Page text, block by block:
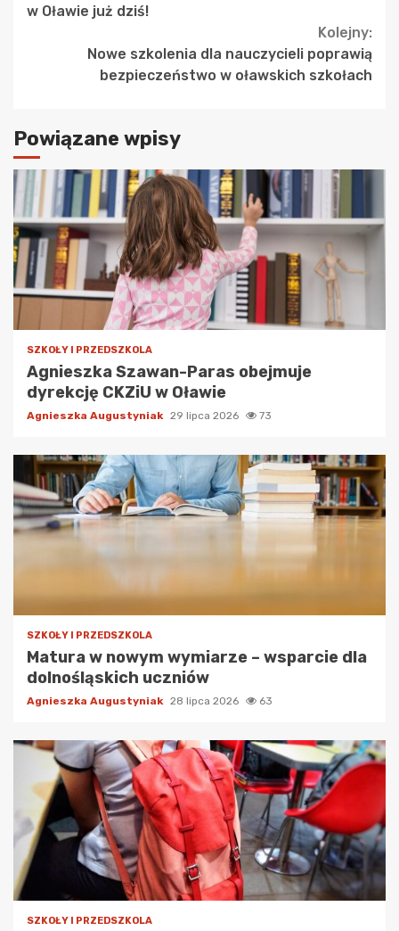
Reading
w Oławie już dziś!
Kolejny:
Nowe szkolenia dla nauczycieli poprawią
bezpieczeństwo w oławskich szkołach
Powiązane wpisy
SZKOŁY I PRZEDSZKOLA
Agnieszka Szawan-Paras obejmuje
dyrekcję CKZiU w Oławie
Agnieszka Augustyniak 29 lipca 2026 73
SZKOŁY I PRZEDSZKOLA
Matura w nowym wymiarze – wsparcie dla
dolnośląskich uczniów
Agnieszka Augustyniak 28 lipca 2026 63
SZKOŁY I PRZEDSZKOLA